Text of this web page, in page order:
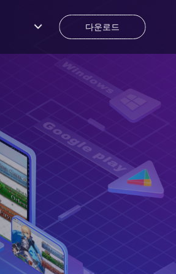
다운로드